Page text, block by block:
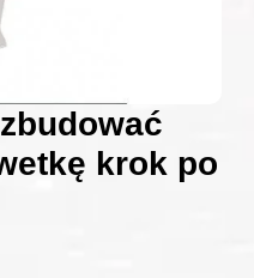
krok po